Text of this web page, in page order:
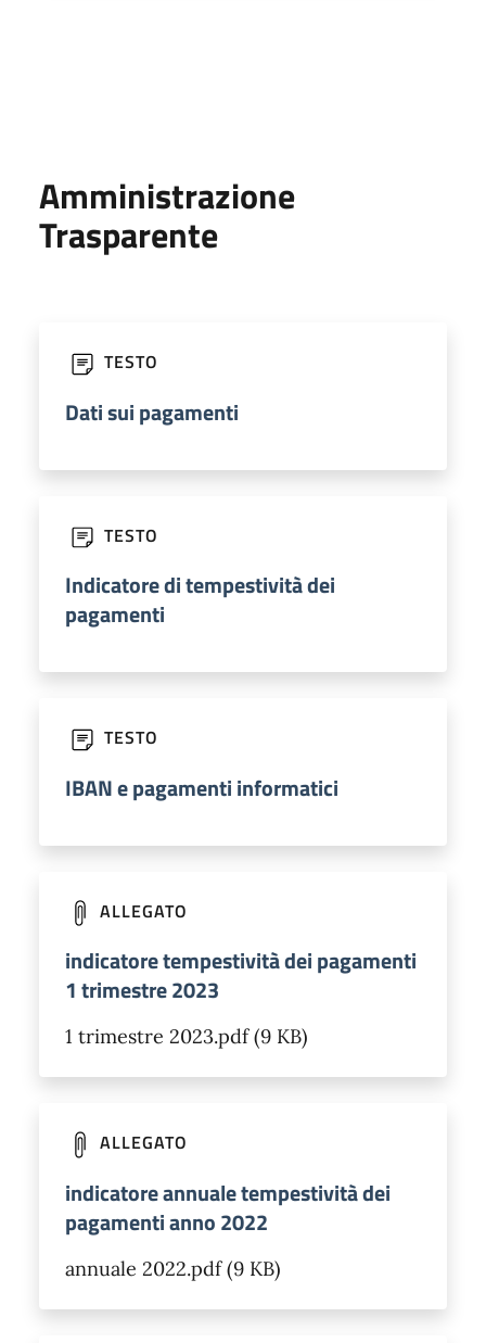
Amministrazione
Trasparente
TESTO
Dati sui pagamenti
TESTO
Indicatore di tempestività dei
pagamenti
TESTO
IBAN e pagamenti informatici
ALLEGATO
indicatore tempestività dei pagamenti
1 trimestre 2023
1 trimestre 2023.pdf (9 KB)
ALLEGATO
indicatore annuale tempestività dei
pagamenti anno 2022
annuale 2022.pdf (9 KB)